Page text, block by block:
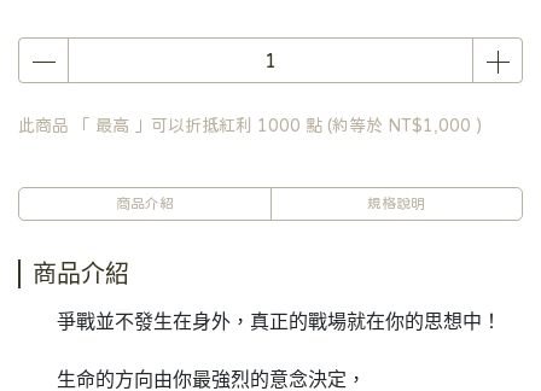
此商品 「 最高 」可以折抵紅利 1000 點 (約等於 NT$1,000 )
商品介紹 規格說明
商品介紹
爭戰並不發生在身外，真正的戰場就在你的思想中！
生命的方向由你最強烈的意念決定，